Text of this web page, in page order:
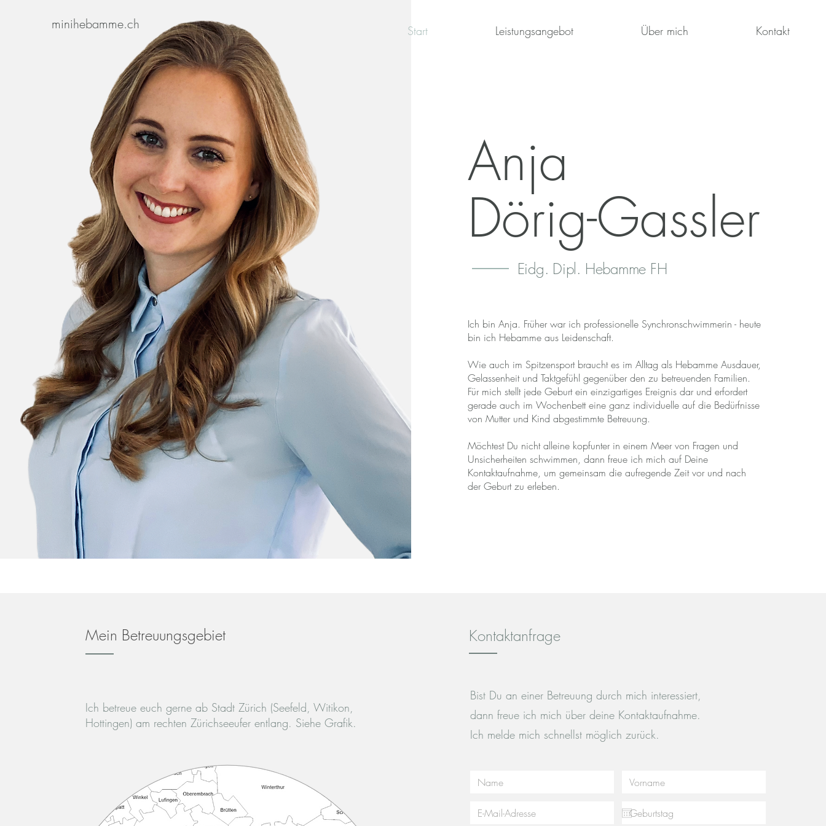
minihebamme.ch Start Leistungsangebot Über mich Kontakt
Anja
Dörig-Gassler
Eidg. Dipl. Hebamme FH
Ich bin Anja. Früher war ich professionelle Synchronschwimmerin - heute
bin ich Hebamme aus Leidenschaft.
Wie auch im Spitzensport braucht es im Alltag als Hebamme Ausdauer,
Gelassenheit und Taktgefühl gegenüber den zu betreuenden Familien.
Für mich stellt jede Geburt ein einzigartiges Ereignis dar und erfordert
gerade auch im Wochenbett eine ganz individuelle auf die Bedürfnisse
von Mutter und Kind abgestimmte Betreuung.
Möchtest Du nicht alleine kopfunter in einem Meer von Fragen und
Unsicherheiten schwimmen, dann freue ich mich auf Deine
Kontaktaufnahme, um gemeinsam die aufregende Zeit vor und nach
der Geburt zu erleben.
Mein Betreuungsgebiet
Ich betreue euch gerne ab Stadt Zürich (Seefeld, Witikon,
Hottingen) am rechten Zürichseeufer entlang. Siehe Grafik.
Kontaktanfrage
Bist Du an einer Betreuung durch mich interessiert,
dann freue ich mich über deine Kontaktaufnahme.
Ich melde mich schnellst möglich zurück.